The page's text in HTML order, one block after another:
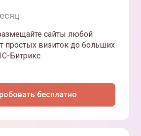
сайты любой
простых визиток до больших
Битрикс
бесплатно